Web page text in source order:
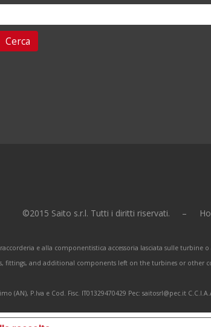
©2015 Saito s.r.l. Tutti i diritti riservati. –
e alla componentistica accessoria lasciata sulle
fittings, and additional components left on the turbines or other
(AN), P.Iva e Cod. Fisc. IT01329470429 Pec: saitosrl@pec.it